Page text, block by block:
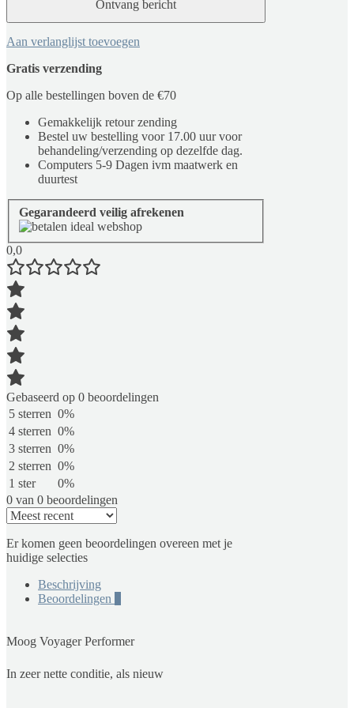
Aan verlanglijst toevoegen
Gratis verzending
Op alle bestellingen boven de €70
Gemakkelijk retour zending
Bestel uw bestelling voor 17.00 uur voor
behandeling/verzending op dezelfde dag.
Computers 5-9 Dagen ivm maatwerk en
duurtest
Gegarandeerd veilig afrekenen
0,0
Gebaseerd op 0 beoordelingen
5 sterren 0%
4 sterren 0%
3 sterren 0%
2 sterren 0%
1 ster
0%
0 van 0 beoordelingen
Er komen geen beoordelingen overeen met je
huidige selecties
Beschrijving
Beoordelingen
Moog Voyager Performer
In zeer nette conditie, als nieuw